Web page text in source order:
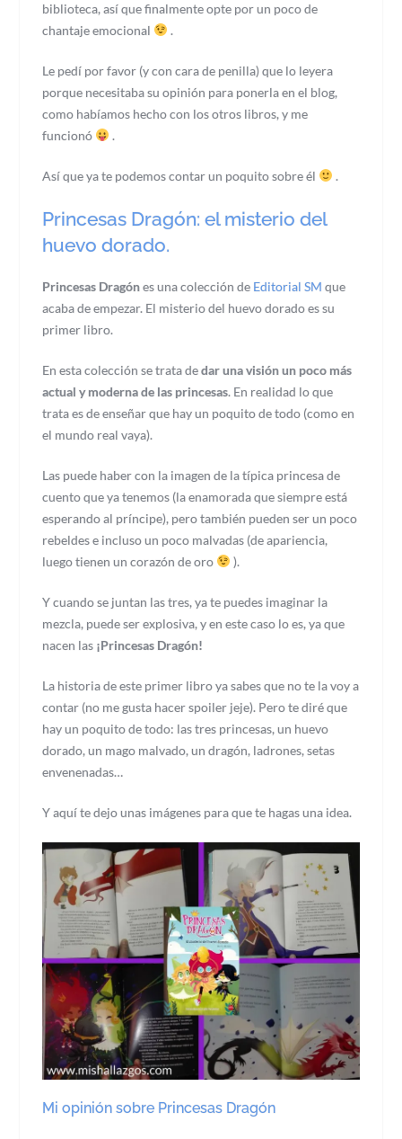
biblioteca, así que finalmente opte por un poco de
chantaje emocional
.
Le pedí por favor (y con cara de penilla) que lo leyera
porque necesitaba su opinión para ponerla en el blog,
como habíamos hecho con los otros libros, y me
funcionó
.
Así que ya te podemos contar un poquito sobre él .
Princesas Dragón: el misterio del
huevo dorado.
Princesas Dragónes una colección de Editorial SM que
acaba de empezar. El misterio del huevo dorado es su
primer libro.
En esta colección se trata dedar una visión un poco más
actual y moderna de las princesas. En realidad lo que
trata es de enseñar que hay un poquito de todo (como en
el mundo real vaya).
Las puede haber con la imagen de la típica princesa de
cuento que ya tenemos (la enamorada que siempre está
esperando al príncipe), pero también pueden ser un poco
rebeldes e incluso un poco malvadas (de apariencia,
luego tienen un corazón de oro
).
Y cuando se juntan las tres, ya te puedes imaginar la
mezcla, puede ser explosiva, y en este caso lo es, ya que
nacen las ¡Princesas Dragón!
La historia de este primer libro ya sabes que no te la voy a
contar (no me gusta hacer spoiler jeje). Pero te diré que
hay un poquito de todo: las tres princesas, un huevo
dorado, un mago malvado, un dragón, ladrones, setas
envenenadas…
Y aquí te dejo unas imágenes para que te hagas una idea.
Mi opinión sobre Princesas Dragón